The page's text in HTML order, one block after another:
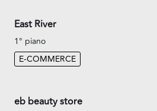
East River
1° piano
E-COMMERCE
eb beauty store